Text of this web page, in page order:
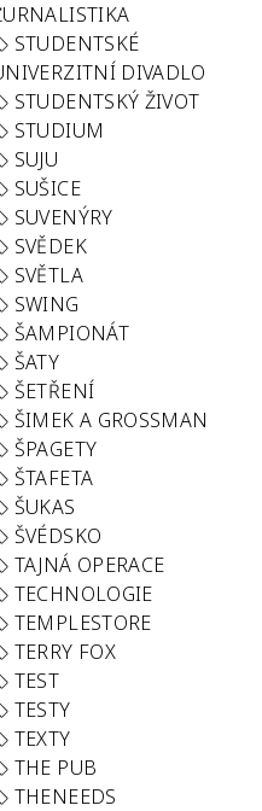
STUDENTSKÉ
DIVADLO
STUDENTSKÝ ŽIVOT
STUDIUM
SUJU
SUŠICE
SUVENÝRY
SVĚDEK
SVĚTLA
SWING
ŠAMPIONÁT
ŠATY
ŠETŘENÍ
ŠIMEK A GROSSMAN
ŠPAGETY
ŠTAFETA
ŠUKAS
ŠVÉDSKO
TAJNÁ OPERACE
TECHNOLOGIE
TEMPLESTORE
TERRY FOX
TEST
TESTY
TEXTY
THE PUB
THENEEDS